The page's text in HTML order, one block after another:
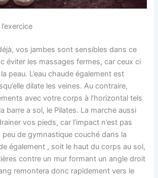
vos jambes sont sensibles dans ce
éviter les massages fermes, car ceux ci
peau. L’eau chaude également est
dilate les veines. Au contraire,
avec votre corps à l’horizontal tels
barre a sol, le Pilates. La marche aussi
vos pieds, car l’impact n’est pas
de gymnastique couché dans la
également , soit le haut du corps au sol,
contre un mur formant un angle droit
remontera donc rapidement vers le